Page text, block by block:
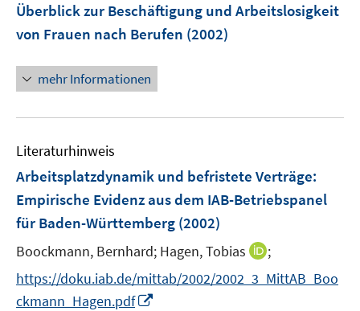
n
ö
n
e
n
Überblick zur Beschäftigung und Arbeitslosigkeit
von Frauen nach Berufen (2002)
mehr Informationen
Literaturhinweis
Arbeitsplatzdynamik und befristete Verträge:
Empirische Evidenz aus dem IAB-Betriebspanel
für Baden-Württemberg (2002)
Boockmann, Bernhard; Hagen, Tobias
I
n
n
;
https://doku.iab.de/mittab/2002/2002_3_MittAB_Boo
ckmann_Hagen.pdf